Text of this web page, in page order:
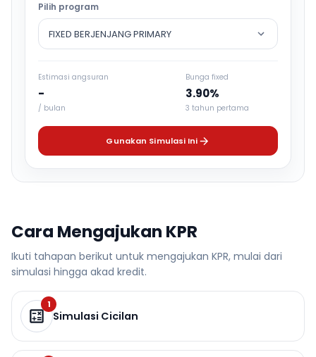
Pilih program
FIXED BERJENJANG PRIMARY
Estimasi angsuran
-
/ bulan
Bunga fixed
3.90%
3 tahun pertama
Gunakan Simulasi Ini
Cara Mengajukan KPR
Ikuti tahapan berikut untuk mengajukan KPR, mulai dari
simulasi hingga akad kredit.
1
Simulasi Cicilan